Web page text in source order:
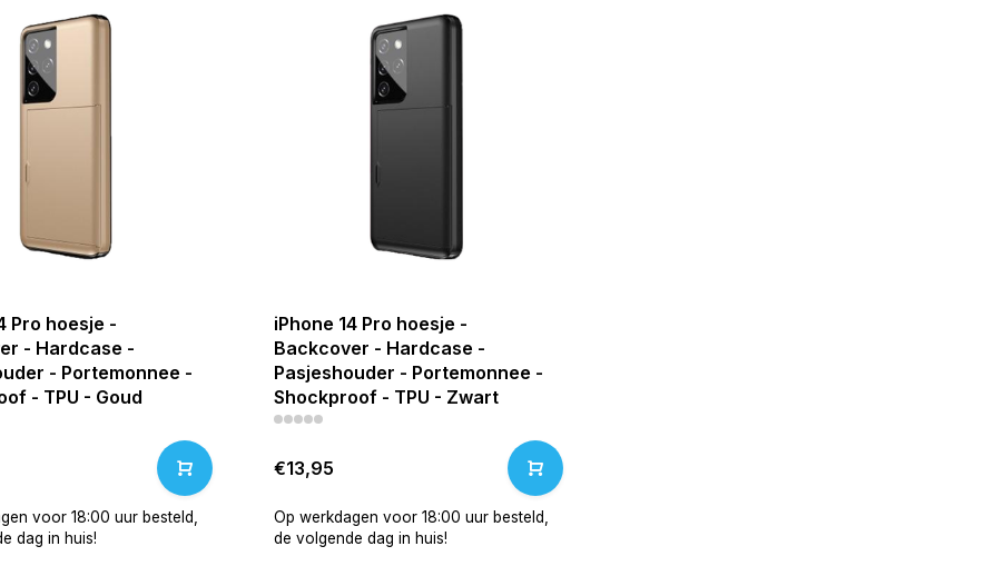
Pro hoesje -
- Hardcase -
- Portemonnee -
- TPU - Goud
voor 18:00 uur besteld,
dag in huis!
iPhone 14 Pro hoesje -
Backcover - Hardcase -
Pasjeshouder - Portemonnee -
Shockproof - TPU - Zwart
€13,95
Op werkdagen voor 18:00 uur besteld,
de volgende dag in huis!